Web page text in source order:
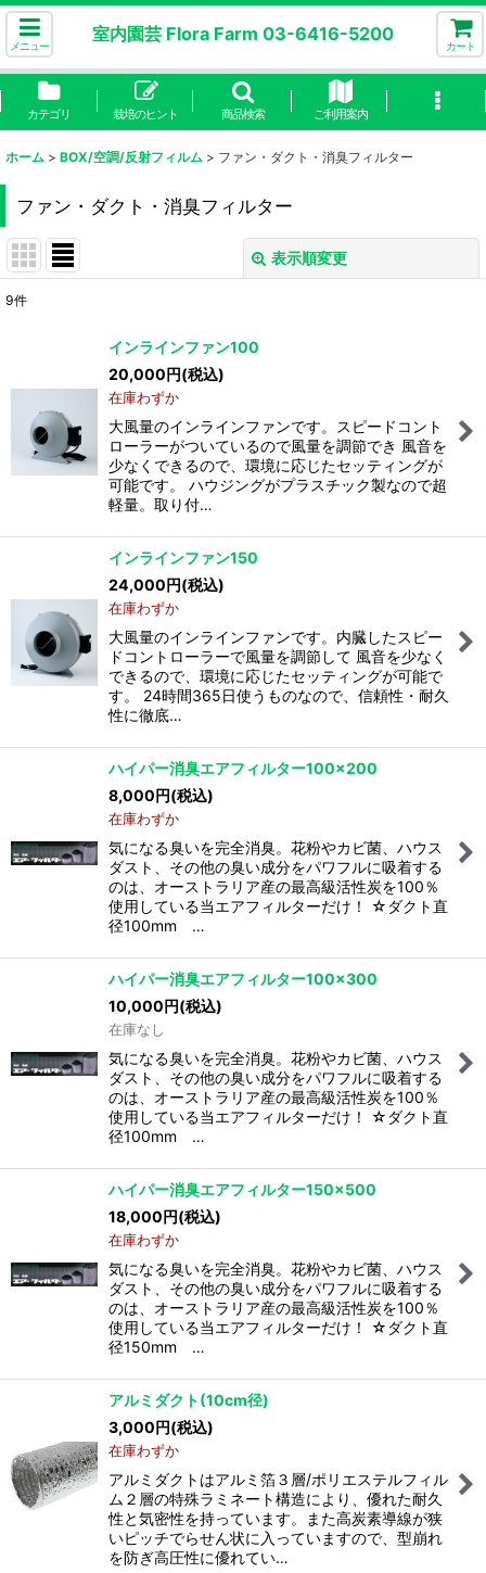
メニュー
室内園芸 Flora Farm 03-6416-5200
カート
カテゴリ 栽培のヒント 商品検索 ご利用案内
ホーム > BOX/空調/反射フィルム > ファン・ダクト・消臭フィルター
ファン・ダクト・消臭フィルター
表示順変更
絞り込む
9件
インラインファン100
20,000円(税込)
在庫わずか
大風量のインラインファンです。スピードコント
ローラーがついているので風量を調節でき 風音を
少なくできるので、環境に応じたセッティングが
可能です。 ハウジングがプラスチック製なので超
軽量。取り付…
インラインファン150
24,000円(税込)
在庫わずか
大風量のインラインファンです。内臓したスピー
ドコントローラーで風量を調節して 風音を少なく
できるので、環境に応じたセッティングが可能で
す。 24時間365日使うものなので、信頼性・耐久
性に徹底…
ハイパー消臭エアフィルター100×200
8,000円(税込)
在庫わずか
気になる臭いを完全消臭。花粉やカビ菌、ハウス
ダスト、その他の臭い成分をパワフルに吸着する
のは、オーストラリア産の最高級活性炭を100％
使用している当エアフィルターだけ！ ☆ダクト直
径100mm …
ハイパー消臭エアフィルター100×300
10,000円(税込)
在庫なし
気になる臭いを完全消臭。花粉やカビ菌、ハウス
ダスト、その他の臭い成分をパワフルに吸着する
のは、オーストラリア産の最高級活性炭を100％
使用している当エアフィルターだけ！ ☆ダクト直
径100mm …
ハイパー消臭エアフィルター150×500
18,000円(税込)
在庫わずか
気になる臭いを完全消臭。花粉やカビ菌、ハウス
ダスト、その他の臭い成分をパワフルに吸着する
のは、オーストラリア産の最高級活性炭を100％
使用している当エアフィルターだけ！ ☆ダクト直
径150mm …
アルミダクト(10cm径)
3,000円(税込)
在庫わずか
アルミダクトはアルミ箔３層/ポリエステルフィル
ム２層の特殊ラミネート構造により、優れた耐久
性と気密性を持っています。また高炭素導線が狭
いピッチでらせん状に入っていますので、型崩れ
を防ぎ高圧性に優れてい…